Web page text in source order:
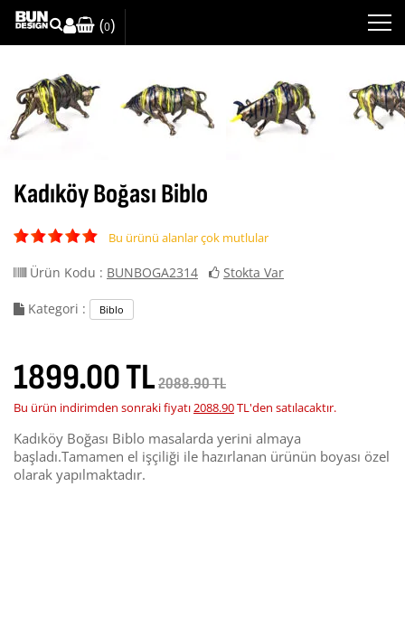
(0)
Kadıköy Boğası Biblo
Bu ürünü alanlar çok mutlular
Ürün Kodu : BUNBOGA2314 Stokta Var
Kategori : Biblo
1899.00 TL2088.90 TL
Bu ürün indirimden sonraki fiyatı2088.90TL'den satılacaktır.
Kadıköy Boğası Biblo masalarda yerini almaya
başladı.Tamamen el işçiliği ile hazırlanan ürünün boyası özel
olarak yapılmaktadır.